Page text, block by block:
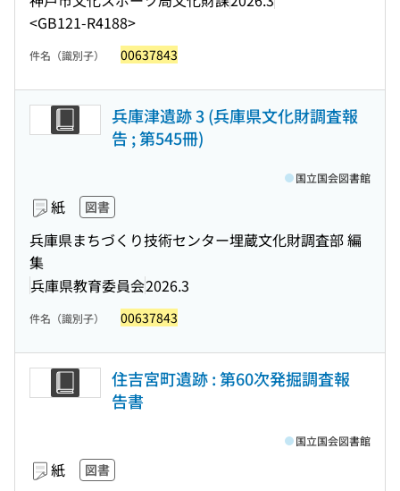
<GB121-R4188>
件名（識別子） 00637843
兵庫津遺跡 3 (兵庫県文化財調査報
告 ; 第545冊)
紙 図書
兵庫県まちづくり技術センター埋蔵文化財調査部 編
集
兵庫県教育委員会2026.3
国立国会図書館
件名（識別子） 00637843
住吉宮町遺跡 : 第60次発掘調査報
告書
紙 図書
国立国会図書館